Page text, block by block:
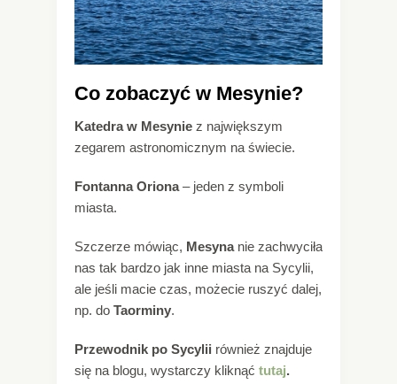
Co zobaczyć w Mesynie?
Katedra w Mesynie z największym
zegarem astronomicznym na świecie.
Fontanna Oriona– jeden z symboli
miasta.
Szczerze mówiąc, Mesynanie zachwyciła
nas tak bardzo jak inne miasta na Sycylii,
ale jeśli macie czas, możecie ruszyć dalej,
np. do Taorminy.
Przewodnik po Sycylii również znajduje
się na blogu, wystarczy kliknąć tutaj.